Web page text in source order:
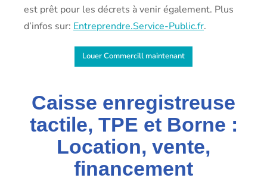
est prêt pour les décrets à venir également. Plus
d’infos sur: Entreprendre.Service-Public.fr.
Louer Commercill maintenant
Caisse enregistreuse
tactile, TPE et Borne :
Location, vente,
financement